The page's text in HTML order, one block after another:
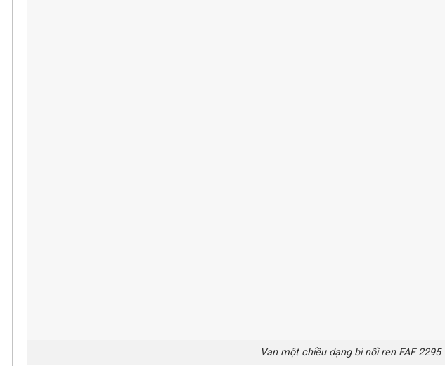
Van một chiều dạng bi nối ren FAF 2295